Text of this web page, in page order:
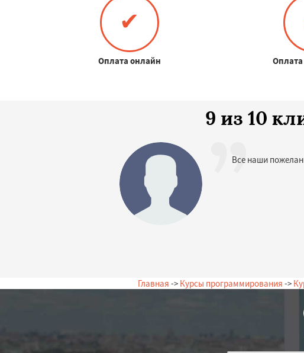
✔
Оплата онлайн
9 из 10
Все наши
Главная -> Курсы программирования ->